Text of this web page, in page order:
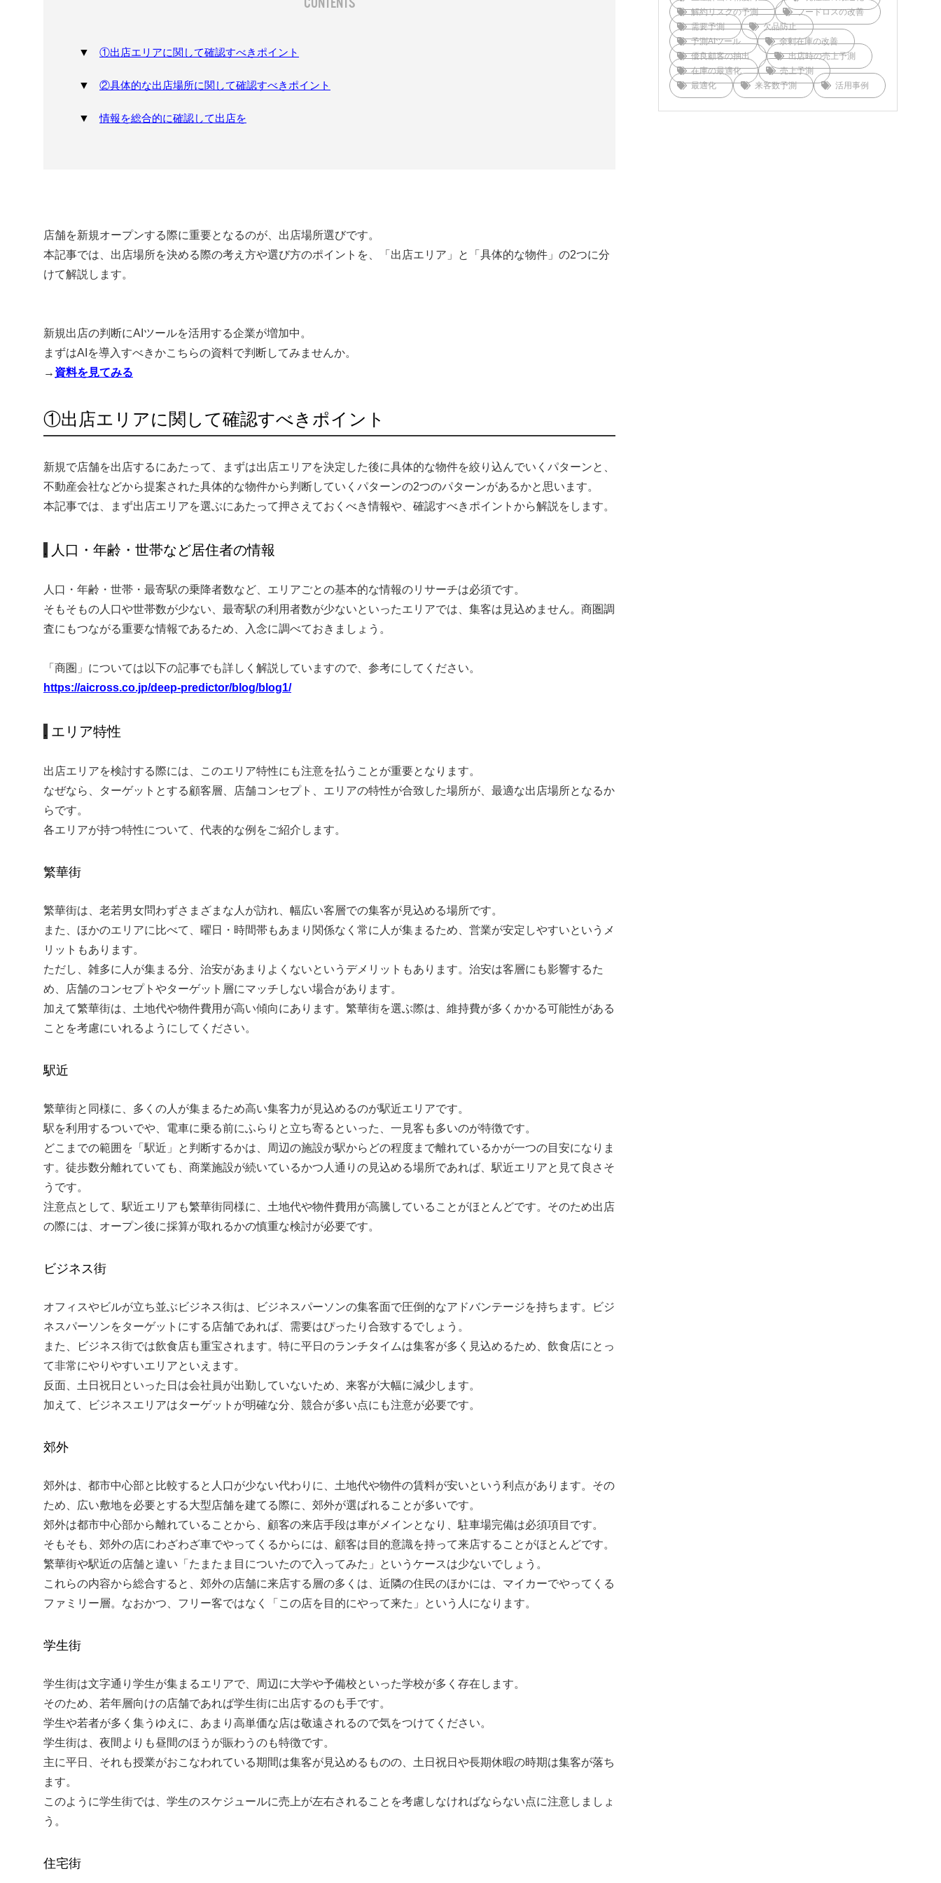
①出店エリアに関して確認すべきポイント
②具体的な出店場所に関して確認すべきポイント
情報を総合的に確認して出店を
店舗を新規オープンする際に重要となるのが、出店場所選びです。
本記事では、出店場所を決める際の考え方や選び方のポイントを、「出店エリア」と「具体的な物件」の2つに分
けて解説します。
新規出店の判断にAIツールを活用する企業が増加中。
まずはAIを導入すべきかこちらの資料で判断してみませんか。
→ 資料を見てみる
①出店エリアに関して確認すべきポイント
新規で店舗を出店するにあたって、まずは出店エリアを決定した後に具体的な物件を絞り込んでいくパターンと、
不動産会社などから提案された具体的な物件から判断していくパターンの2つのパターンがあるかと思います。
本記事では、まず出店エリアを選ぶにあたって押さえておくべき情報や、確認すべきポイントから解説をします。
人口・年齢・世帯など居住者の情報
人口・年齢・世帯・最寄駅の乗降者数など、エリアごとの基本的な情報のリサーチは必須です。
そもそもの人口や世帯数が少ない、最寄駅の利用者数が少ないといったエリアでは、集客は見込めません。商圏調
査にもつながる重要な情報であるため、入念に調べておきましょう。
「商圏」については以下の記事でも詳しく解説していますので、参考にしてください。
https://aicross.co.jp/deep-predictor/blog/blog1/
エリア特性
出店エリアを検討する際には、このエリア特性にも注意を払うことが重要となります。
なぜなら、ターゲットとする顧客層、店舗コンセプト、エリアの特性が合致した場所が、最適な出店場所となるか
らです。
各エリアが持つ特性について、代表的な例をご紹介します。
繁華街
繁華街は、老若男女問わずさまざまな人が訪れ、幅広い客層での集客が見込める場所です。
また、ほかのエリアに比べて、曜日・時間帯もあまり関係なく常に人が集まるため、営業が安定しやすいというメ
リットもあります。
ただし、雑多に人が集まる分、治安があまりよくないというデメリットもあります。治安は客層にも影響するた
め、店舗のコンセプトやターゲット層にマッチしない場合があります。
加えて繁華街は、土地代や物件費用が高い傾向にあります。繁華街を選ぶ際は、維持費が多くかかる可能性がある
ことを考慮にいれるようにしてください。
駅近
繁華街と同様に、多くの人が集まるため高い集客力が見込めるのが駅近エリアです。
駅を利用するついでや、電車に乗る前にふらりと立ち寄るといった、一見客も多いのが特徴です。
どこまでの範囲を「駅近」と判断するかは、周辺の施設が駅からどの程度まで離れているかが一つの目安になりま
す。徒歩数分離れていても、商業施設が続いているかつ人通りの見込める場所であれば、駅近エリアと見て良さそ
うです。
注意点として、駅近エリアも繁華街同様に、土地代や物件費用が高騰していることがほとんどです。そのため出店
の際には、オープン後に採算が取れるかの慎重な検討が必要です。
ビジネス街
オフィスやビルが立ち並ぶビジネス街は、ビジネスパーソンの集客面で圧倒的なアドバンテージを持ちます。ビジ
ネスパーソンをターゲットにする店舗であれば、需要はぴったり合致するでしょう。
また、ビジネス街では飲食店も重宝されます。特に平日のランチタイムは集客が多く見込めるため、飲食店にとっ
て非常にやりやすいエリアといえます。
反面、土日祝日といった日は会社員が出勤していないため、来客が大幅に減少します。
加えて、ビジネスエリアはターゲットが明確な分、競合が多い点にも注意が必要です。
郊外
郊外は、都市中心部と比較すると人口が少ない代わりに、土地代や物件の賃料が安いという利点があります。その
ため、広い敷地を必要とする大型店舗を建てる際に、郊外が選ばれることが多いです。
郊外は都市中心部から離れていることから、顧客の来店手段は車がメインとなり、駐車場完備は必須項目です。
そもそも、郊外の店にわざわざ車でやってくるからには、顧客は目的意識を持って来店することがほとんどです。
繁華街や駅近の店舗と違い「たまたま目についたので入ってみた」というケースは少ないでしょう。
これらの内容から総合すると、郊外の店舗に来店する層の多くは、近隣の住民のほかには、マイカーでやってくる
ファミリー層。なおかつ、フリー客ではなく「この店を目的にやって来た」という人になります。
学生街
学生街は文字通り学生が集まるエリアで、周辺に大学や予備校といった学校が多く存在します。
そのため、若年層向けの店舗であれば学生街に出店するのも手です。
学生や若者が多く集うゆえに、あまり高単価な店は敬遠されるので気をつけてください。
学生街は、夜間よりも昼間のほうが賑わうのも特徴です。
主に平日、それも授業がおこなわれている期間は集客が見込めるものの、土日祝日や長期休暇の時期は集客が落ち
ます。
このように学生街では、学生のスケジュールに売上が左右されることを考慮しなければならない点に注意しましょ
う。
住宅街
解約リスクの予測
フードロスの改善
需要予測
欠品防止
予測AIツール
余剰在庫の改善
優良顧客の抽出
出店時の売上予測
在庫の最適化
売上予測
最適化
来客数予測 活用事例